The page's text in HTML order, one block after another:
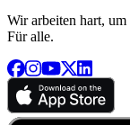
Wir arbeiten hart,
Für alle.